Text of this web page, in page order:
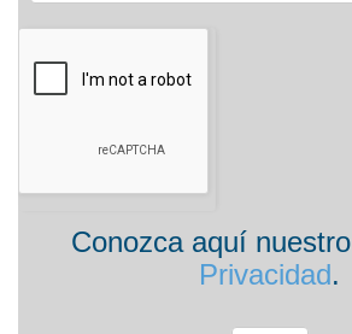
Conozca aquí nuestro
Privacidad.